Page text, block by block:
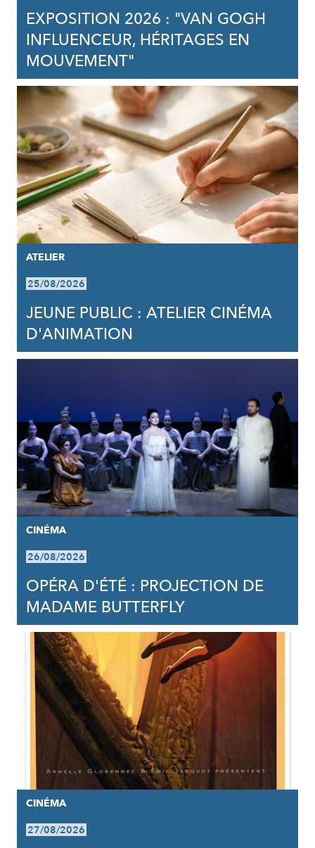
EXPOSITION 2026 : "VAN GOGH
INFLUENCEUR, HÉRITAGES EN
MOUVEMENT"
ATELIER
25/08/2026
JEUNE PUBLIC : ATELIER CINÉMA
D'ANIMATION
CINÉMA
26/08/2026
OPÉRA D'ÉTÉ : PROJECTION DE
MADAME BUTTERFLY
CINÉMA
27/08/2026